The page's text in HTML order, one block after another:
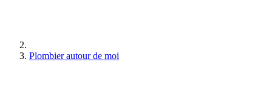
Plombier autour de moi